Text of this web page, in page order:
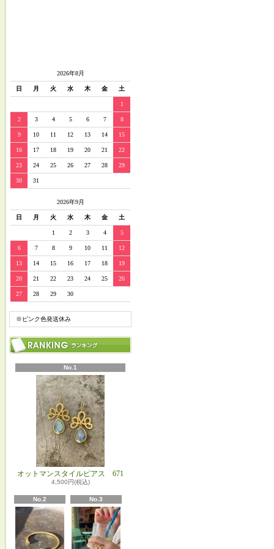
2026年8月
日 月 火 水 木 金 土
1
2 3 4 5 6 7 8
9 10 11 12 13 14 15
16 17 18 19 20 21 22
23 24 25 26 27 28 29
30 31
2026年9月
日 月 火 水 木 金 土
1 2 3 4 5
6 7 8 9 10 11 12
13 14 15 16 17 18 19
20 21 22 23 24 25 26
27 28 29 30
※ピンク色発送休み
No.1
オットマンスタイルピアス 671
4,500円(税込)
No.2 No.3